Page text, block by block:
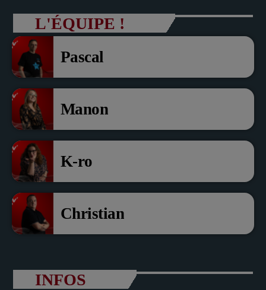
président com de com
L'ÉQUIPE !
Pascal
Manon
K-ro
Christian
INFOS